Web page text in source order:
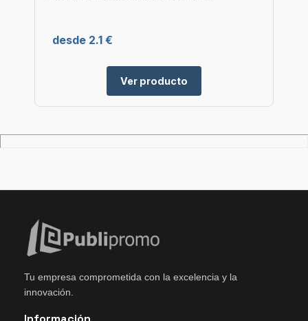
desde 2.1 €
Ver producto
Tu empresa comprometida con la excelencia y la
innovación.